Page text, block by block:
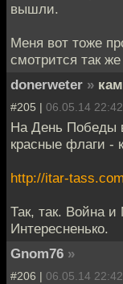
вышли.
Меня вот тоже
смотрится так же
donerweter »
#205 | 06.05.14 22:42
На День Победы
красные флаги -
http://itar-
Так, так. Война
Интересненько.
Gnom76 »
#206 | 06.05.14 22:42